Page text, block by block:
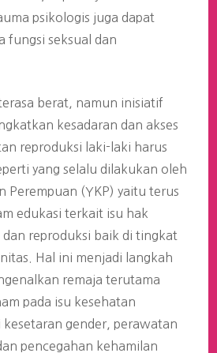
psikologis juga dapat
fungsi seksual dan
berat, namun inisiatif
kesadaran dan akses
reproduksi laki-laki harus
yang selalu dilakukan oleh
Perempuan (YKP) yaitu terus
edukasi terkait isu hak
dan reproduksi baik di tingkat
Hal ini menjadi langkah
remaja terutama
pada isu kesehatan
kesetaran gender, perawatan
pencegahan kehamilan